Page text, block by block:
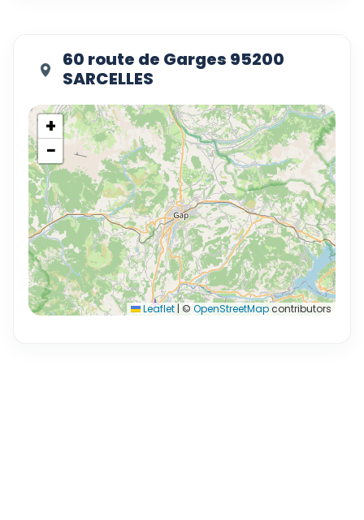
60 route de Garges 95200
SARCELLES
+
−
Leaflet | © OpenStreetMapcontributors